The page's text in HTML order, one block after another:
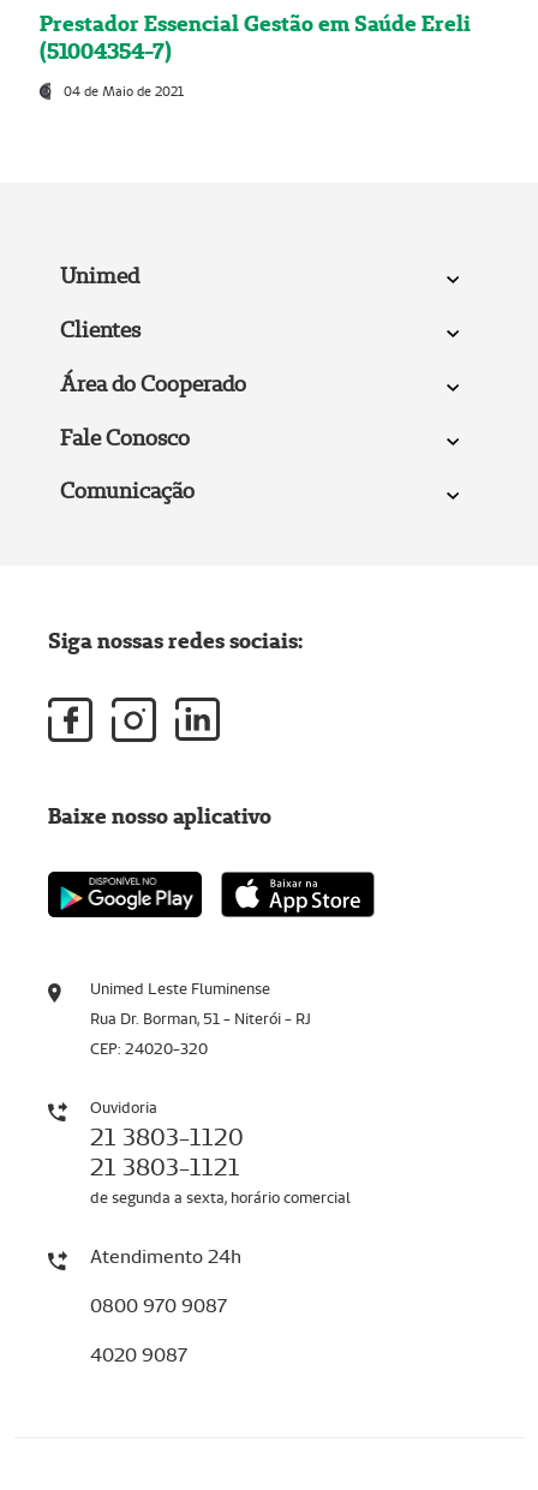
Prestador Essencial Gestão em Saúde Ereli
(51004354-7)
04 de Maio de 2021
Unimed
Clientes
Área do Cooperado
Fale Conosco
Comunicação
Unimed Leste Fluminense
Rua Dr. Borman, 51 - Niterói - RJ
CEP: 24020-320
Ouvidoria
21 3803-1120
21 3803-1121
de segunda a sexta, horário comercial
Atendimento 24h
0800 970 9087
4020 9087
Siga nossas redes sociais:
Baixe nosso aplicativo